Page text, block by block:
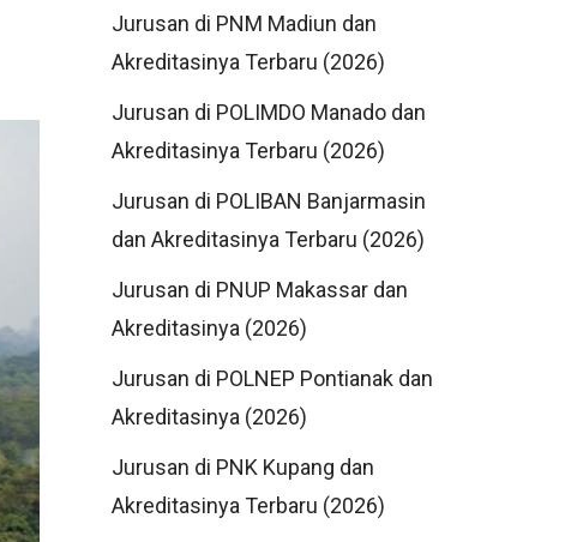
Jurusan di PNM Madiun dan
Akreditasinya Terbaru (2026)
Jurusan di POLIMDO Manado dan
Akreditasinya Terbaru (2026)
Jurusan di POLIBAN Banjarmasin
dan Akreditasinya Terbaru (2026)
Jurusan di PNUP Makassar dan
Akreditasinya (2026)
Jurusan di POLNEP Pontianak dan
Akreditasinya (2026)
Jurusan di PNK Kupang dan
Akreditasinya Terbaru (2026)